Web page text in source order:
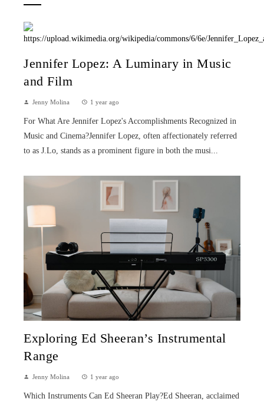
Jennifer Lopez: A Luminary in Music
and Film
Jenny Molina 1 year ago
For What Are Jennifer Lopez's Accomplishments Recognized in
Music and Cinema?Jennifer Lopez, often affectionately referred
to as J.Lo, stands as a prominent figure in both the musi...
Exploring Ed Sheeran’s Instrumental
Range
Jenny Molina 1 year ago
Which Instruments Can Ed Sheeran Play?Ed Sheeran, acclaimed